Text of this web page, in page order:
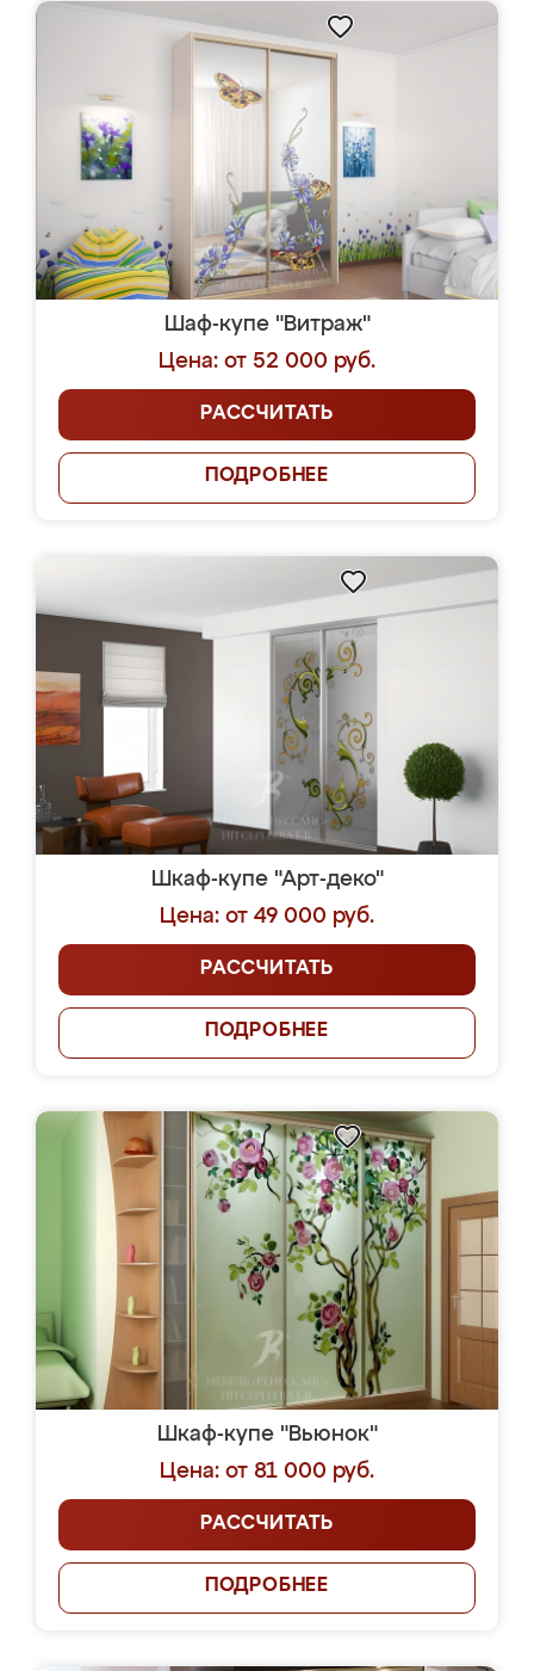
Шаф-купе "Витраж"
Цена: от 52 000 руб.
РАССЧИТАТЬ
ПОДРОБНЕЕ
Шкаф-купе "Арт-деко"
Цена: от 49 000 руб.
РАССЧИТАТЬ
ПОДРОБНЕЕ
Шкаф-купе "Вьюнок"
Цена: от 81 000 руб.
РАССЧИТАТЬ
ПОДРОБНЕЕ